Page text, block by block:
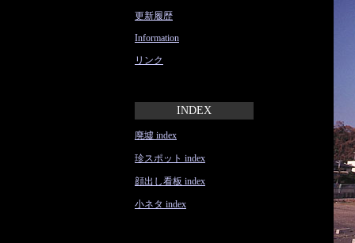
更新履歴
Information
リンク
INDEX
廃墟 index
珍スポット index
顔出し看板 index
小ネタ index